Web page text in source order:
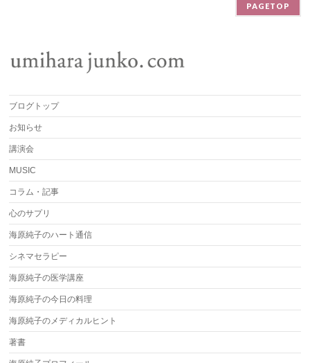
PAGETOP
ブログトップ
お知らせ
講演会
MUSIC
コラム・記事
心のサプリ
海原純子のハート通信
シネマセラピー
海原純子の医学講座
海原純子の今日の料理
海原純子のメディカルヒント
著書